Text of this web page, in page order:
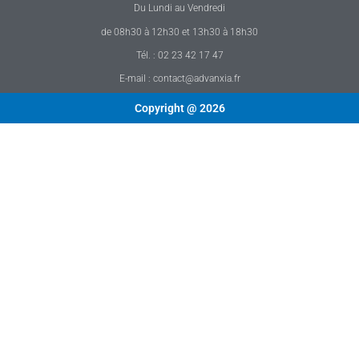
Du Lundi au Vendredi
de 08h30 à 12h30 et 13h30 à 18h30
Tél. : 02 23 42 17 47
E-mail : contact@advanxia.fr
Copyright @ 2026